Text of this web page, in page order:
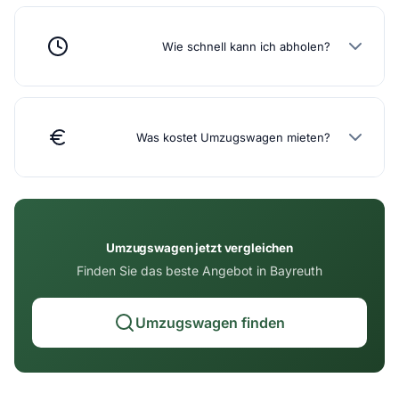
Wie schnell kann ich abholen?
Was kostet Umzugswagen mieten?
Umzugswagen jetzt vergleichen
Finden Sie das beste Angebot in Bayreuth
Umzugswagen finden